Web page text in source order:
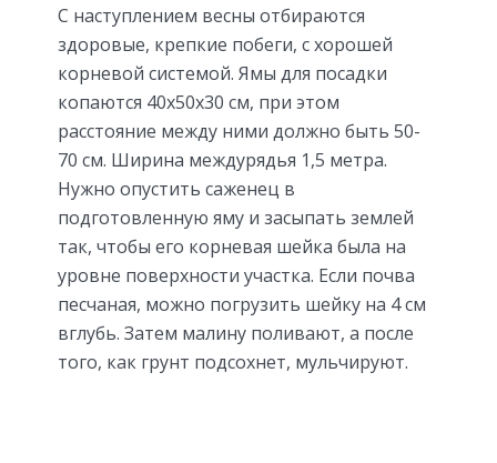
С наступлением весны отбираются
здоровые, крепкие побеги, с хорошей
корневой системой. Ямы для посадки
копаются 40х50х30 см, при этом
расстояние между ними должно быть 50-
70 см. Ширина междурядья 1,5 метра.
Нужно опустить саженец в
подготовленную яму и засыпать землей
так, чтобы его корневая шейка была на
уровне поверхности участка. Если почва
песчаная, можно погрузить шейку на 4 см
вглубь. Затем малину поливают, а после
того, как грунт подсохнет, мульчируют.